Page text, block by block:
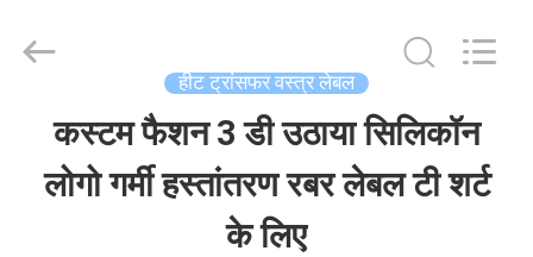
Garment
Accessories
हीट ट्रांसफर वस्त्र लेबल
कस्टम फैशन 3 डी उठाया सिलिकॉन
लोगो गर्मी हस्तांतरण रबर लेबल टी शर्ट
के लिए